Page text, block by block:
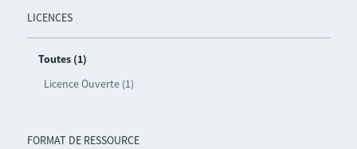
LICENCES
Toutes (1)
Licence Ouverte (1)
FORMAT DE RESSOURCE